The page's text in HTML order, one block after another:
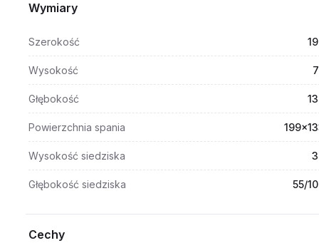
Wymiary
Szerokość
Wysokość
Głębokość
Powierzchnia spania
Wysokość siedziska
Głębokość siedziska 55/
Cechy